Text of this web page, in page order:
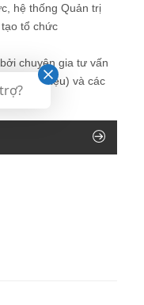
hệ thống Quản trị
tổ chức
chuyên gia tư vấn
(
giới thiệu) và các
sự.